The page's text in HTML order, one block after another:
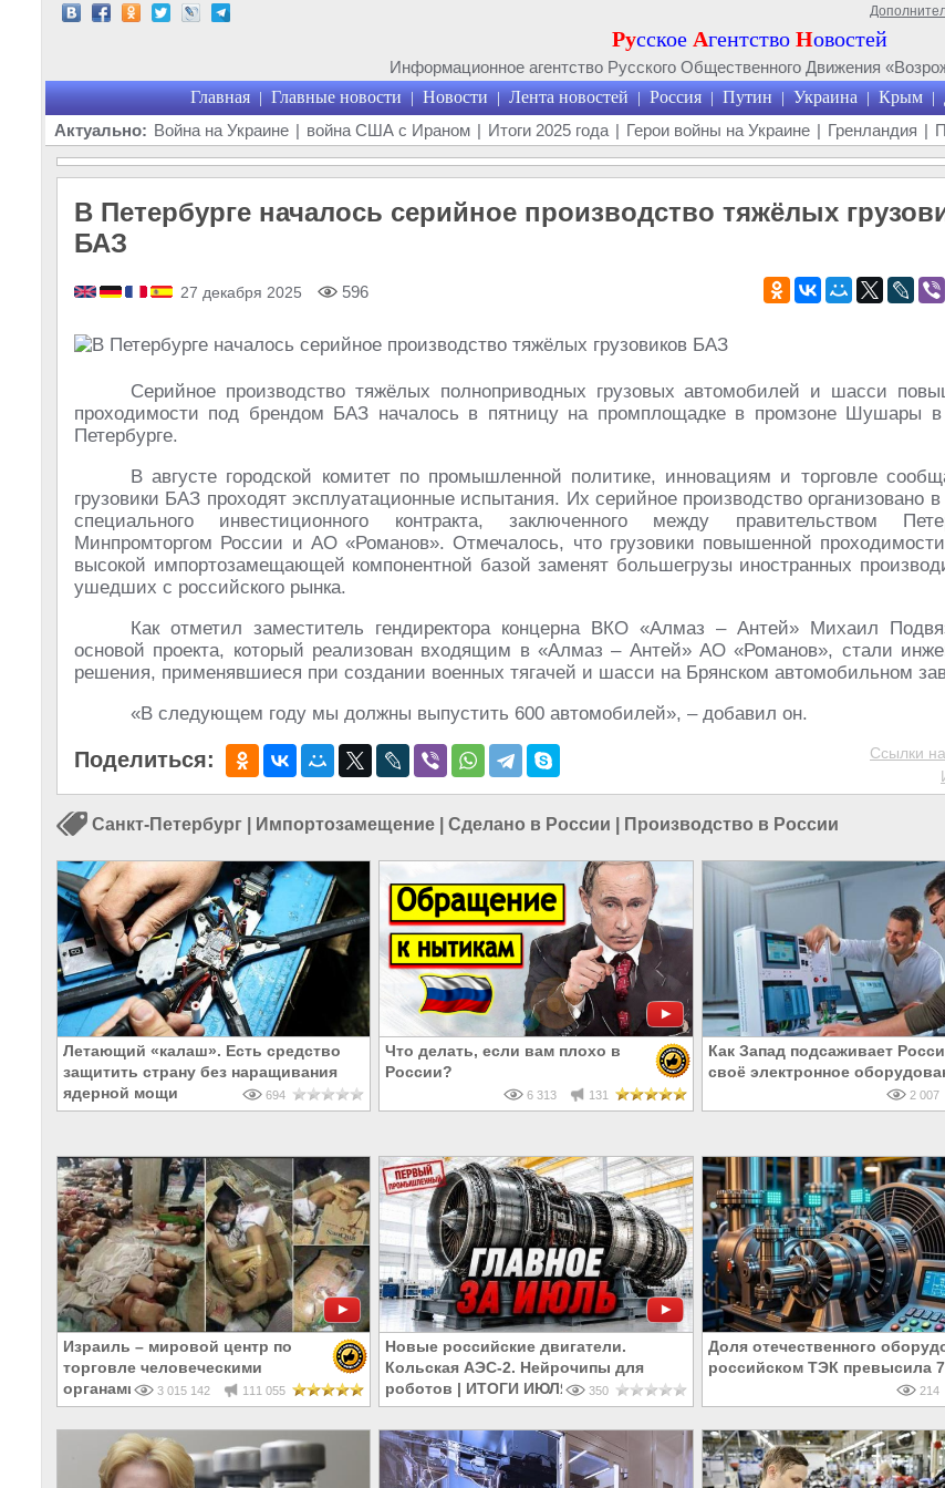
Русское Агентство Новостей
Информационное агентство Русского Общественного Движения
Главная | Главные новости | Новости | Лента новостей | Россия | Путин | Украина | Крым |
Актуально: Война на Украине | война США с Ираном | Итоги 2025 года | Герои войны на Украине | Гренландия |
В Петербурге началось серийное производство тяжёлых
БАЗ
27 декабря 2025 596
Серийное производство тяжёлых полноприводных грузовых автомобилей и шасси
проходимости под брендом БАЗ началось в пятницу на промплощадке в промзоне Шушары в
Петербурге.
В августе городской комитет по промышленной политике, инновациям и торговле
грузовики БАЗ проходят эксплуатационные испытания. Их серийное производство организовано в
специального инвестиционного контракта, заключенного между правительством
Минпромторгом России и АО «Романов». Отмечалось, что грузовики повышенной
высокой импортозамещающей компонентной базой заменят большегрузы иностранных
ушедших с российского рынка.
Как отметил заместитель гендиректора концерна ВКО «Алмаз – Антей» Михаил
основой проекта, который реализован входящим в «Алмаз – Антей» АО «Романов», стали
решения, применявшиеся при создании военных тягачей и шасси на Брянском автомобильном
«В следующем году мы должны выпустить 600 автомобилей», – добавил он.
Поделиться:
Ссылки
Санкт-Петербург Импортозамещение Сделано в России Производство в России
Летающий «калаш». Есть средство
защитить страну без наращивания
ядерной мощи
694
Что делать, если вам плохо в
России?
6 313 131
Как Запад подсаживает
своё электронное
2 007
Израиль – мировой центр по
торговле человеческими
органами
3 015 142 111 055
Новые российские двигатели.
Кольская АЭС-2. Нейрочипы для
роботов | ИТОГИ ИЮЛЯ
350
Доля отечественного
российском ТЭК превысила
214